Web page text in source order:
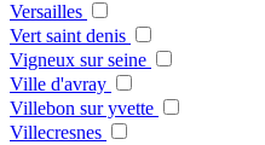
Versailles
Vert saint denis
Vigneux sur seine
Ville d'avray
Villebon sur yvette
Villecresnes